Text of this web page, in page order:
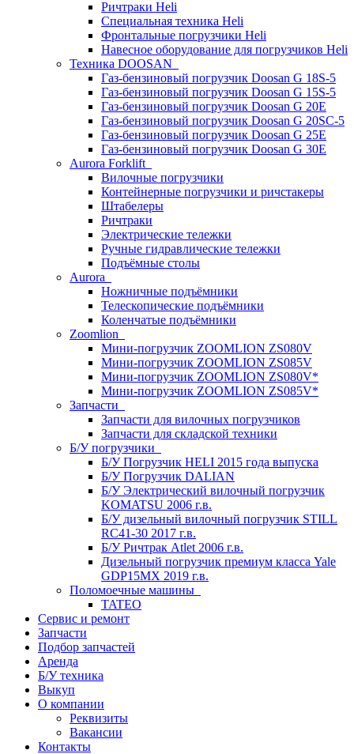
Ричтраки Heli
Специальная техника Heli
Фронтальные погрузчики Heli
Навесное оборудование для погрузчиков Heli
Техника DOOSAN
Газ-бензиновый погрузчик Doosan G 18S-5
Газ-бензиновый погрузчик Doosan G 15S-5
Газ-бензиновый погрузчик Doosan G 20E
Газ-бензиновый погрузчик Doosan G 20SC-5
Газ-бензиновый погрузчик Doosan G 25E
Газ-бензиновый погрузчик Doosan G 30E
Aurora Forklift
Вилочные погрузчики
Контейнерные погрузчики и ричстакеры
Штабелеры
Ричтраки
Электрические тележки
Ручные гидравлические тележки
Подъёмные столы
Aurora
Ножничные подъёмники
Телескопические подъёмники
Коленчатые подъёмники
Zoomlion
Мини-погрузчик ZOOMLION ZS080V
Мини-погрузчик ZOOMLION ZS085V
Мини-погрузчик ZOOMLION ZS080V*
Мини-погрузчик ZOOMLION ZS085V*
Запчасти
Запчасти для вилочных погрузчиков
Запчасти для складской техники
Б/У погрузчики
Б/У Погрузчик HELI 2015 года выпуска
Б/У Погрузчик DALIAN
Б/У Электрический вилочный погрузчик
KOMATSU 2006 г.в.
Б/У дизельный вилочный погрузчик STILL
RC41-30 2017 г.в.
Б/У Ричтрак Atlet 2006 г.в.
Дизельный погрузчик премиум класса Yale
GDP15MX 2019 г.в.
Поломоечные машины
TATEO
Сервис и ремонт
Запчасти
Подбор запчастей
Аренда
Б/У техника
Выкуп
О компании
Реквизиты
Вакансии
Контакты